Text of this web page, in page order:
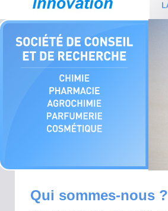
Qui sommes-nous ?